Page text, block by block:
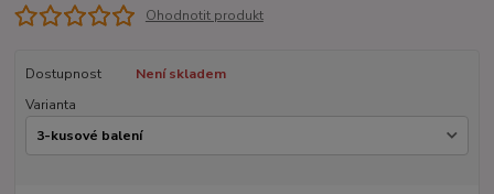
Ohodnotit produkt
Dostupnost
Není skladem
Varianta